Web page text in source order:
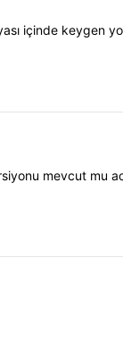
içinde keygen
mevcut mu